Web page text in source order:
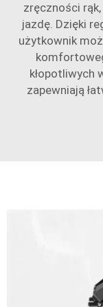
zręczności
jazdę. Dzięki
użytkownik
kłopotliwych
zapewniają